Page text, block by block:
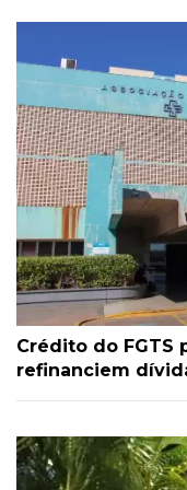
Crédito do FGTS
refinanciem